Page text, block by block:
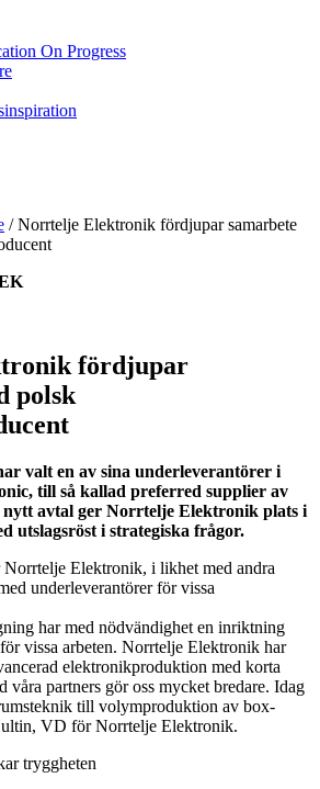
On Progress
/Norrtelje Elektronik fördjupar samarbete
fördjupar
polsk
valt en av sina underleverantörer i
till så kallad preferred supplier av
avtal ger Norrtelje Elektronik plats i
utslagsröst i strategiska frågor.
Norrtelje Elektronik, i likhet med andra
underleverantörer för vissa
har med nödvändighet en inriktning
vissa arbeten. Norrtelje Elektronik har
elektronikproduktion med korta
våra partners gör oss mycket bredare. Idag
till volymproduktion av box-
VD för Norrtelje Elektronik.
tryggheten